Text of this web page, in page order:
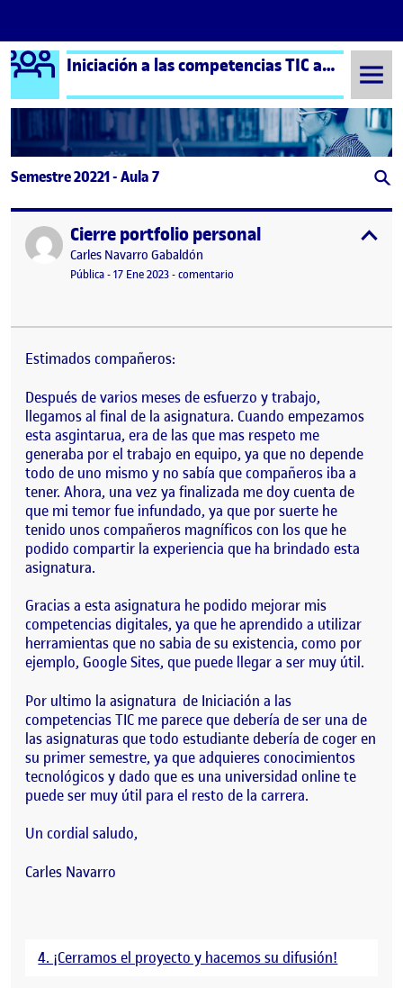
Saltar al contenido
Logo Ágora Iniciación a las competencias TIC aula 7
Semestre 20221 - Aula 7
Publicado porCierre portfolio personal
Publicado por
Carles Navarro Gabaldón
Visibilidad:
Pública-Fecha de publicación
17 Ene 202317 enero, 2023 6:39 pm
-comentario
Estimados compañeros:
Después de varios meses de esfuerzo y trabajo,
llegamos al final de la asignatura. Cuando empezamos
esta asgintarua, era de las que mas respeto me
generaba por el trabajo en equipo, ya que no depende
todo de uno mismo y no sabía que compañeros iba a
tener. Ahora, una vez ya finalizada me doy cuenta de
que mi temor fue infundado, ya que por suerte he
tenido unos compañeros magníficos con los que he
podido compartir la experiencia que ha brindado esta
asignatura.
Gracias a esta asignatura he podido mejorar mis
competencias digitales, ya que he aprendido a utilizar
herramientas que no sabia de su existencia, como por
ejemplo, Google Sites, que puede llegar a ser muy útil.
Por ultimo la asignatura de Iniciación a las
competencias TIC me parece que debería de ser una de
las asignaturas que todo estudiante debería de coger en
su primer semestre, ya que adquieres conocimientos
tecnológicos y dado que es una universidad online te
puede ser muy útil para el resto de la carrera.
Un cordial saludo,
Carles Navarro
4. ¡Cerramos el proyecto y hacemos su difusión!